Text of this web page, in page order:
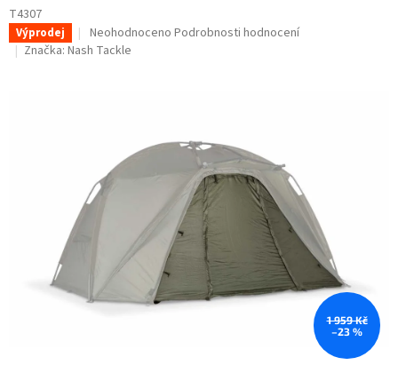
T4307
Výprodej
Průměrné
hodnocení
hvězdiček.
Neohodnoceno Podrobnosti hodnocení
Značka: Nash Tackle
1 959 Kč
–23 %